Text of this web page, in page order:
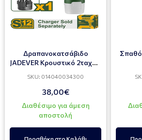
Δραπανοκατσάβιδο
JADEVER Κρουστικό 2ταχυτ.
SKU: 014040034300
38,00€
Διαθέσιμο για άμεση
αποστολή
Προσθήκη στο Καλάθι